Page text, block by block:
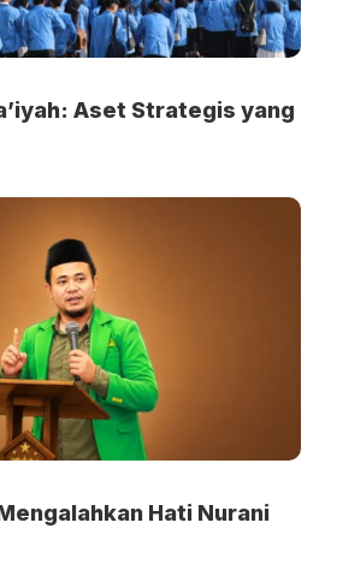
Aset Strategis yang
Hati Nurani